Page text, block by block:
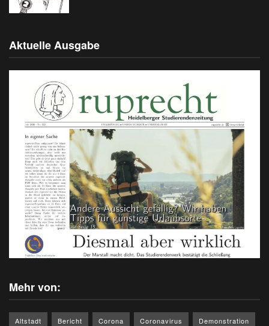
Aktuelle Ausgabe
Mehr von:
Altstadt Bericht Corona Coronavirus Demonstration